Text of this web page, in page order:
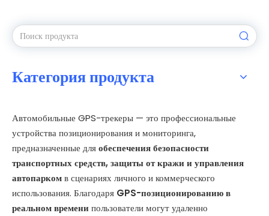
Категория продукта
Автомобильные GPS-трекеры — это профессиональные
устройства позиционирования и мониторинга,
предназначенные дляобеспечения безопасности
транспортных средств, защиты от кражи и управления
автопаркомв сценариях личного и коммерческого
использования. Благодаря GPS-позиционированию в
реальном временипользователи могут удаленно